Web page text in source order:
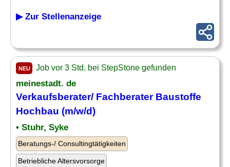
▶ Zur Stellenanzeige
NEU Job vor 3 Std. bei StepStone gefunden
meinestadt. de
Verkaufsberater/ Fachberater Baustoffe
Hochbau (m/w/d)
• Stuhr, Syke
Beratungs-/ Consultingtätigkeiten
Betriebliche Altersvorsorge